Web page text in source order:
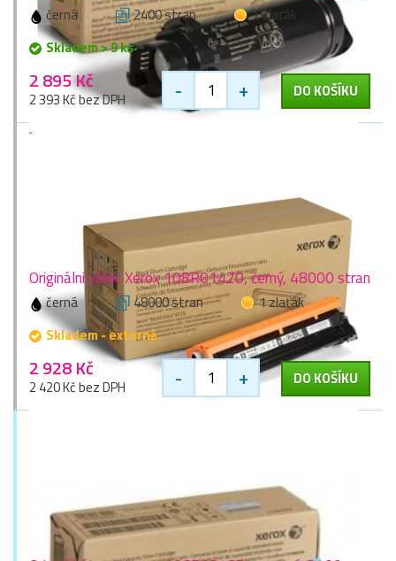
černá 2400 stran
1 zlaťák
Skladem > 9 ks
2 895 Kč
2 393 Kč bez DPH - + DO KOŠÍKU
Originální válec Xerox 108R01420, černý, 48000 stran
černá 48000 stran
1 zlaťák
Skladem - externě
2 928 Kč
2 420 Kč bez DPH - + DO KOŠÍKU